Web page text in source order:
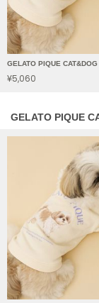
LAATO
ラート
le
ル
レスポートサック
LILY BROWN
リリーブラウン
LILY BROWN Lingerie
リリーブラウンランジ
LITTLE UNION TOKYO
リトルユニオン トウキ
GELATO PIQUE CAT&DOG
¥5,060
GELATO PIQUE